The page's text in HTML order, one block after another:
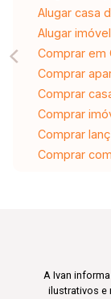
Alugar casa
Alugar
Comprar em
Comprar
Comprar
Comprar
Comprar
Comprar
A Ivan
ilustrativos e